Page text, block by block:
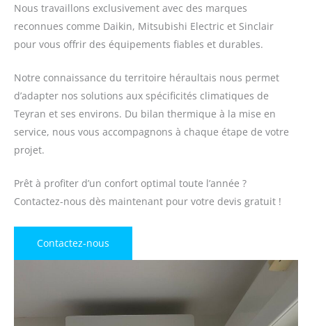
Nous travaillons exclusivement avec des marques
reconnues comme Daikin, Mitsubishi Electric et Sinclair
pour vous offrir des équipements fiables et durables.
Notre connaissance du territoire héraultais nous permet
d’adapter nos solutions aux spécificités climatiques de
Teyran et ses environs. Du bilan thermique à la mise en
service, nous vous accompagnons à chaque étape de votre
projet.
Prêt à profiter d’un confort optimal toute l’année ?
Contactez-nous dès maintenant pour votre devis gratuit !
Contactez-nous